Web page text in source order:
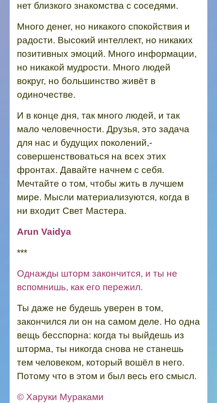
нет близкого знакомства с соседями.
Много денег, но никакого спокойствия и
радости. Высокий интеллект, но никаких
позитивных эмоций. Много информации,
но никакой мудрости. Много людей
вокруг, но большинство живёт в
одиночестве.
И в конце дня, так много людей, и так
мало человечности. Друзья, это задача
для нас и будущих поколений,-
совершенствоваться на всех этих
фронтах. Давайте начнем с себя.
Мечтайте о том, чтобы жить в лучшем
мире. Мысли материализуются, когда в
ни входит Свет Мастера.
Arun Vaidya
***
Однажды шторм закончится, и ты не
вспомнишь, как его пережил.
Ты даже не будешь уверен в том,
закончился ли он на самом деле. Но одна
вещь бесспорна: когда ты выйдешь из
шторма, ты никогда снова не станешь
тем человеком, который вошёл в него.
Потому что в этом и был весь его смысл.
© Харуки Мураками